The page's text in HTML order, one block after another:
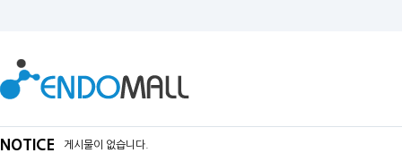
NOTICE 게시물이 없습니다.